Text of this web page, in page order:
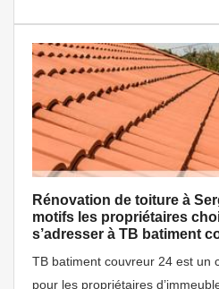
Rénovation de toiture à
motifs les propriétaires
s’adresser à TB batiment
TB batiment couvreur 24 est un
pour les propriétaires